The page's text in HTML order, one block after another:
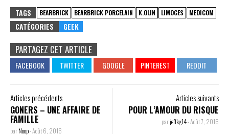
TAGS BEARBRICK BEARBRICK PORCELAIN K.OLIN LIMOGES MEDICOM
CATÉGORIES GEEK
PARTAGEZ CET ARTICLE
Articles précédents
GONERS – UNE AFFAIRE DE
FAMILLE
parNoop-Août 6, 2016
Articles suivants
POUR L’AMOUR DU RISQUE
parjeffkg14-Août 7, 2016